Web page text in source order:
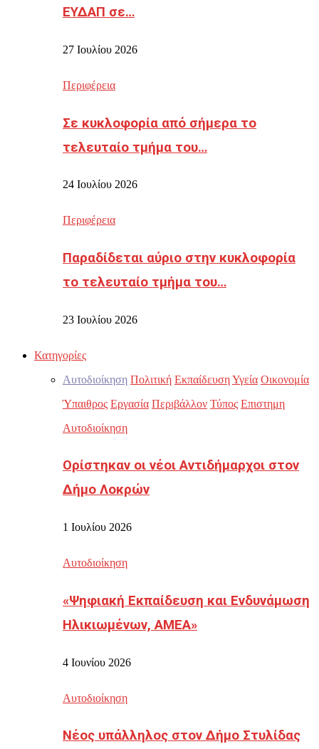
ΕΥΔΑΠ σε…
27 Ιουλίου 2026
Περιφέρεια
Σε κυκλοφορία από σήμερα το
τελευταίο τμήμα του…
24 Ιουλίου 2026
Περιφέρεια
Παραδίδεται αύριο στην κυκλοφορία
το τελευταίο τμήμα του…
23 Ιουλίου 2026
Κατηγορίες
Αυτοδιοίκηση Πολιτική ΕκπαίδευσηΥγεία Οικονομία
Ύπαιθρος Εργασία Περιβάλλον Τύπος Επιστημη
Αυτοδιοίκηση
Ορίστηκαν οι νέοι Αντιδήμαρχοι στον
Δήμο Λοκρών
1 Ιουλίου 2026
Αυτοδιοίκηση
«Ψηφιακή Εκπαίδευση και Ενδυνάμωση
Ηλικιωμένων, ΑΜΕΑ»
4 Ιουνίου 2026
Αυτοδιοίκηση
Νέος υπάλληλος στον Δήμο Στυλίδας